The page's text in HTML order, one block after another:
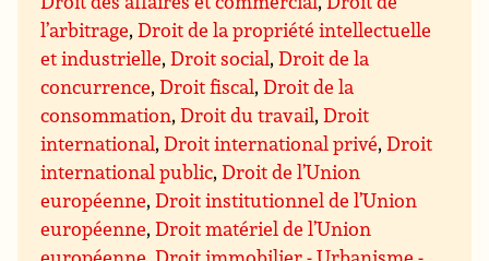
l’arbitrage,Droit de la propriété intellectuelle
et industrielle,Droit social,Droit de la
concurrence,Droit fiscal,Droit de la
consommation,Droit du travail,Droit
international,Droit international privé,Droit
international public,Droit de l’Union
européenne,Droit institutionnel de l’Union
européenne,Droit matériel de l’Union